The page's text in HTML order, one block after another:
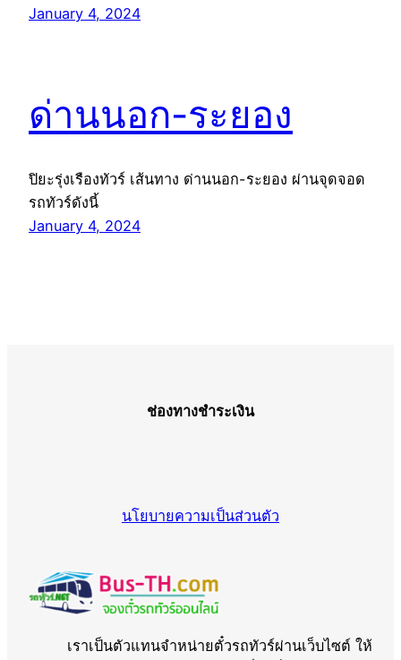
January 4, 2024
ด่านนอก-ระยอง
ปิยะรุ่งเรืองทัวร์ เส้นทาง ด่านนอก-ระยอง ผ่านจุดจอด
รถทัวร์ดังนี้
January 4, 2024
ช่องทางชำระเงิน
นโยบายความเป็นส่วนตัว
เราเป็นตัวแทนจำหน่ายตั๋วรถทัวร์ผ่านเว็บไซต์ ให้